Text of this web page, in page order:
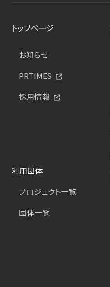
トップページ
お知らせ
PRTIMES
採用情報
利用団体
プロジェクト一覧
団体一覧